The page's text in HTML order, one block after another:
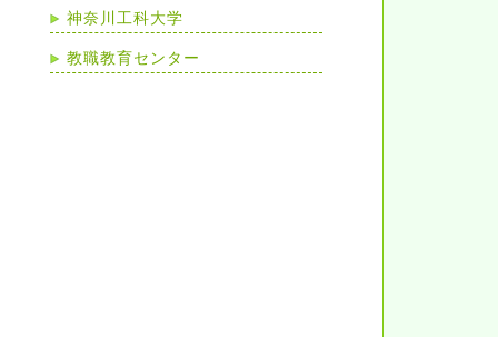
神奈川工科大学
教職教育センター